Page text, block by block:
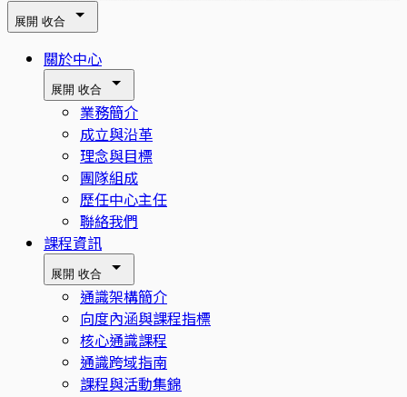
展開 收合
關於中心
展開 收合
業務簡介
成立與沿革
理念與目標
團隊組成
歷任中心主任
聯絡我們
課程資訊
展開 收合
通識架構簡介
向度內涵與課程指標
核心通識課程
通識跨域指南
課程與活動集錦